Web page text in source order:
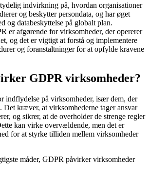
indvirkning på, hvordan organisationer
og beskytter persondata, og har øget
og databeskyttelse på globalt plan.
er afgørende for virksomheder, der opererer
og det er vigtigt at forstå og implementere
og foranstaltninger for at opfylde kravene
GDPR virksomheder?
indflydelse på virksomheder, især dem, der
Det kræver, at virksomhederne tager ansvar
og sikrer, at de overholder de strenge regler
kan virke overvældende, men det er
for at styrke tilliden mellem virksomheder
måder, GDPR påvirker virksomheder